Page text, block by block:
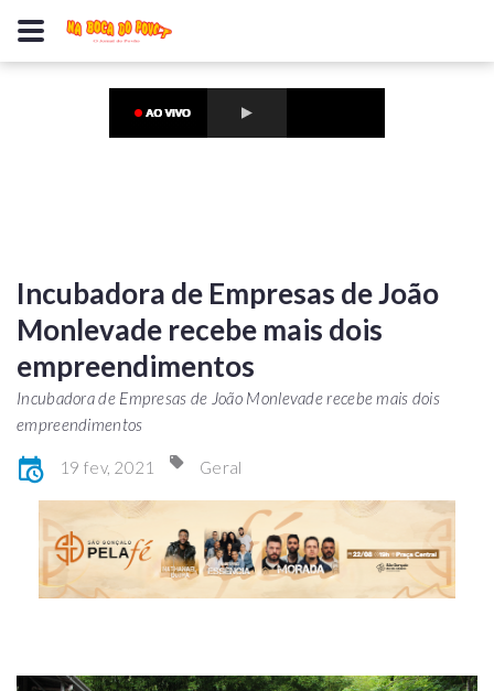
Incubadora de Empresas de João
Monlevade recebe mais dois
empreendimentos
Incubadora de Empresas de João Monlevade recebe mais dois
empreendimentos
19 fev, 2021 Geral